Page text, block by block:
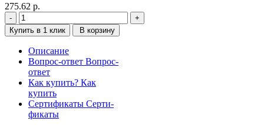
275.62 р.
Купить в 1 клик В корзину
Описание
Вопрос-ответ Вопрос-
ответ
Как купить? Как
купить
Сертификаты Серти-
фикаты